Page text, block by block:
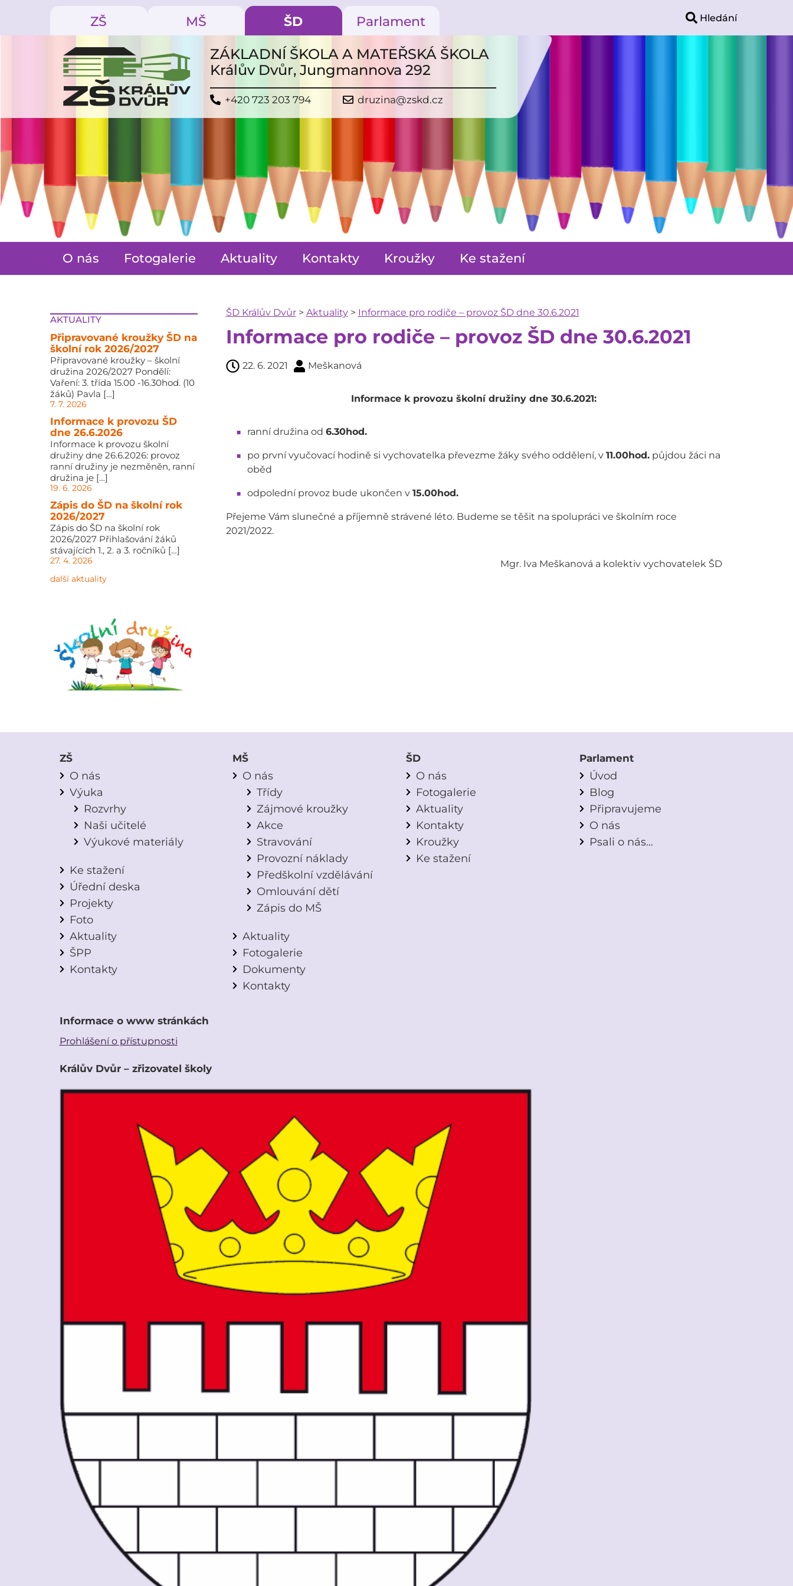
ZŠ MŠ ŠD Parlament
ZÁKLADNÍ ŠKOLA A MATEŘSKÁ ŠKOLA
Králův Dvůr, Jungmannova 292
+420 723 203 794 druzina@zskd.cz
O nás Fotogalerie Aktuality Kontakty Kroužky Ke stažení
AKTUALITY
Připravované kroužky ŠD na
školní rok 2026/2027
Připravované kroužky – školní
družina 2026/2027 Pondělí:
Vaření: 3. třída 15.00 -16.30hod. (10
žáků) Pavla […]
7. 7. 2026
Informace k provozu ŠD
dne 26.6.2026
Informace k provozu školní
družiny dne 26.6.2026: provoz
ranní družiny je nezměněn, ranní
družina je […]
19. 6. 2026
Zápis do ŠD na školní rok
2026/2027
Zápis do ŠD na školní rok
2026/2027 Přihlašování žáků
stávajících 1., 2. a 3. ročníků […]
27. 4. 2026
další aktuality
ŠD Králův Dvůr> Aktuality> Informace pro rodiče – provoz ŠD dne 30.6.2021
Informace pro rodiče – provoz ŠD dne 30.6.2021
22. 6. 2021 Meškanová
Informace k provozu školní družiny dne 30.6.2021:
ranní družina od6.30hod.
po první vyučovací hodině si vychovatelka převezme žáky svého oddělení, v11.00hod. půjdou žáci na
oběd
odpolední provoz bude ukončen v15.00hod.
Přejeme Vám slunečné a příjemně strávené léto. Budeme se těšit na spolupráci ve školním roce
2021/2022.
Mgr. Iva Meškanová a kolektiv vychovatelek ŠD
ZŠ
O nás
Výuka
Rozvrhy
Naši učitelé
Výukové materiály
Ke stažení
Úřední deska
Projekty
Foto
Aktuality
ŠPP
Kontakty
MŠ
O nás
Třídy
Zájmové kroužky
Akce
Stravování
Provozní náklady
Předškolní vzdělávání
Omlouvání dětí
Zápis do MŠ
Aktuality
Fotogalerie
Dokumenty
Kontakty
ŠD
O nás
Fotogalerie
Aktuality
Kontakty
Kroužky
Ke stažení
Parlament
Úvod
Blog
Připravujeme
O nás
Psali o nás…
Informace o www stránkách
Prohlášení o přístupnosti
Králův Dvůr – zřizovatel školy